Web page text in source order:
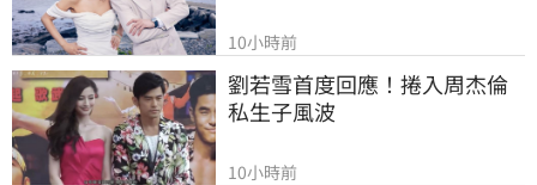
10小時前
劉若雪首度回應！捲入周杰倫
私生子風波
10小時前